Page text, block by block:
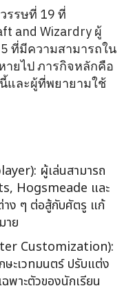
รรษที่ 19 ที่
and Wizardry ผู้
ที่มีความสามารถใน
ยไป ภารกิจหลักคือ
และผู้ที่พยายามใช้
ผู้เล่นสามารถ
Hogsmeade และ
าง ๆ ต่อสู้กับศัตรู แก้
าย
Customization):
ษะเวทมนตร์ ปรับแต่ง
พาะตัวของนักเรียน